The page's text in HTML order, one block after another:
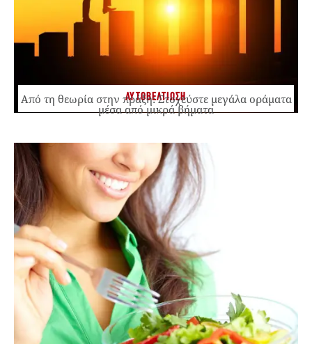
ΑΥΤΟΒΕΛΤΙΩΣΗ
Από τη θεωρία στην πράξη: Στοχεύστε μεγάλα οράματα
μέσα από μικρά βήματα